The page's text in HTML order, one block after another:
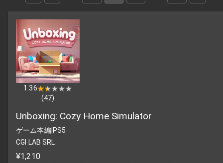
1.36★★★★★
★★★★★
(47)
Unboxing: Cozy Home Simulator
ゲーム本編|PS5
CGI LAB SRL
¥1,210